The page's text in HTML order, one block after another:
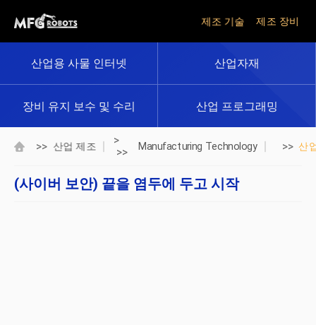
제조 기술 제조 장비
산업용 사물 인터넷 산업자재
장비 유지 보수 및 수리 산업 프로그래밍
>> 산업 제조
>
>>
Manufacturing Technology >> 산
(사이버 보안) 끝을 염두에 두고 시작